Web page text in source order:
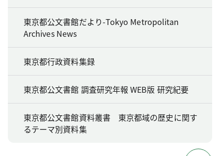
東京都公文書館だより-Tokyo Metropolitan
Archives News
東京都行政資料集録
東京都公文書館 調査研究年報 WEB版 研究紀要
東京都公文書館資料叢書 東京都域の歴史に関す
るテーマ別資料集